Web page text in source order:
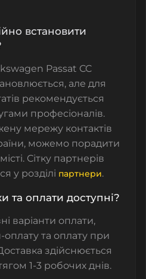
встановити
Passat CC
але для
рекомендується
професіоналів.
мережу контактів
можемо порадити
Сітку партнерів
у розділі партнери.
та оплати доступні?
варіанти оплати,
та оплату при
здійснюється
1-3 робочих днів.